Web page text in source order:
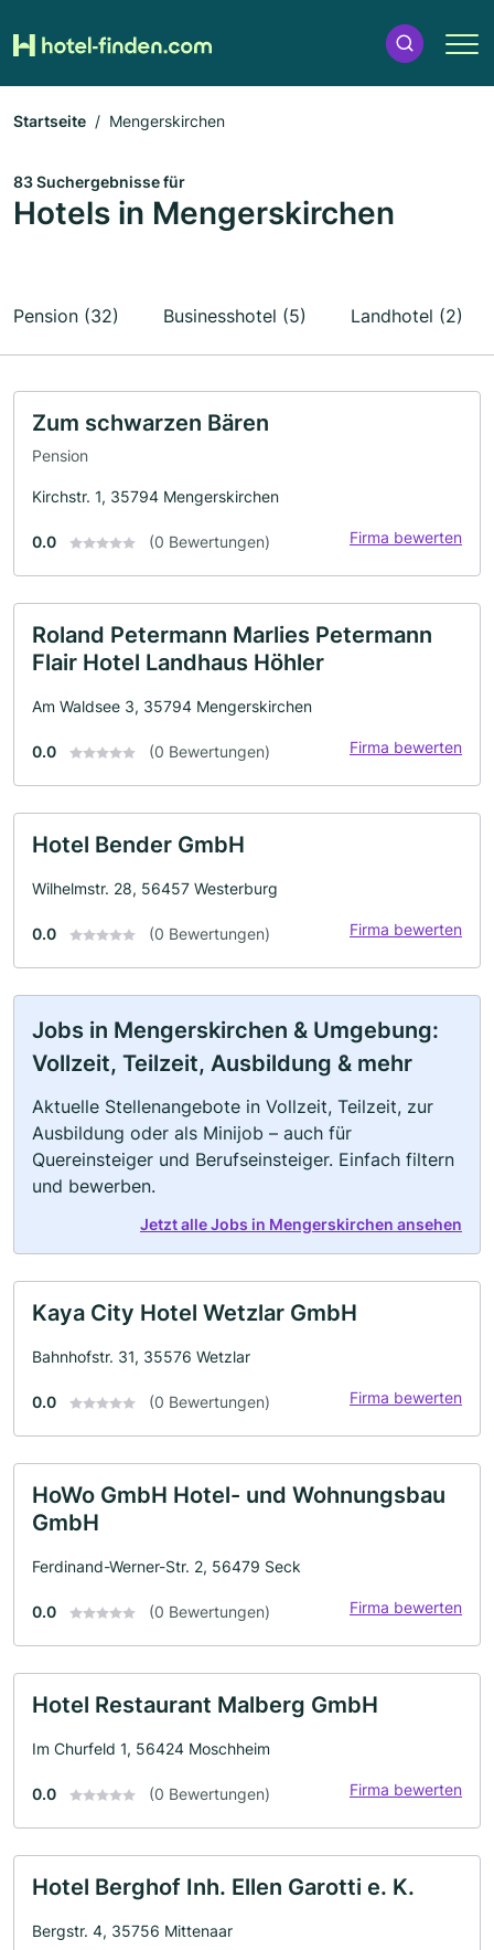
Startseite Mengerskirchen
83 Suchergebnisse für
Hotels in Mengerskirchen
Pension (32) Businesshotel (5) Landhotel (2)
Zum schwarzen Bären
Pension
Kirchstr. 1, 35794 Mengerskirchen
0.0 (0 Bewertungen) Firma bewerten
Roland Petermann Marlies Petermann
Flair Hotel Landhaus Höhler
Am Waldsee 3, 35794 Mengerskirchen
0.0 (0 Bewertungen) Firma bewerten
Hotel Bender GmbH
Wilhelmstr. 28, 56457 Westerburg
0.0 (0 Bewertungen) Firma bewerten
Jobs in Mengerskirchen & Umgebung:
Vollzeit, Teilzeit, Ausbildung & mehr
Aktuelle Stellenangebote in Vollzeit, Teilzeit, zur
Ausbildung oder als Minijob – auch für
Quereinsteiger und Berufseinsteiger. Einfach filtern
und bewerben.
Jetzt alle Jobs in Mengerskirchen ansehen
Kaya City Hotel Wetzlar GmbH
Bahnhofstr. 31, 35576 Wetzlar
0.0 (0 Bewertungen) Firma bewerten
HoWo GmbH Hotel- und Wohnungsbau
GmbH
Ferdinand-Werner-Str. 2, 56479 Seck
0.0 (0 Bewertungen) Firma bewerten
Hotel Restaurant Malberg GmbH
Im Churfeld 1, 56424 Moschheim
0.0 (0 Bewertungen) Firma bewerten
Hotel Berghof Inh. Ellen Garotti e. K.
Bergstr. 4, 35756 Mittenaar